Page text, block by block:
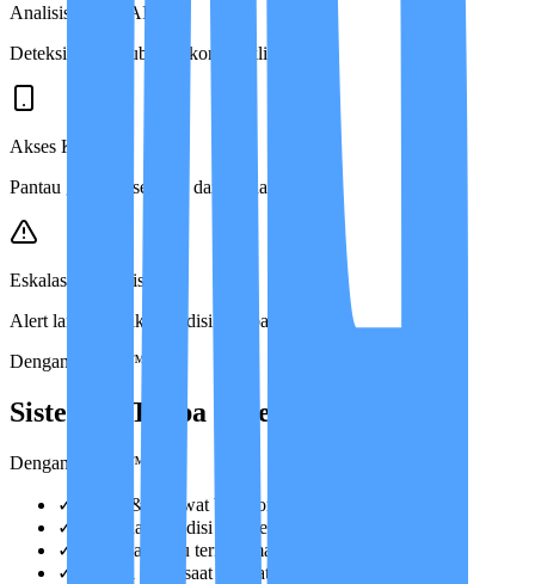
Analisis Risiko AI
Deteksi dini perubahan kondisi klinis.
Akses Keluarga
Pantau grafik kesehatan dari mana saja.
Eskalasi Otomatis
Alert langsung jika kondisi berubah.
Dengan IMCIS™
Sistem vs Tanpa Sistem
Dengan IMCIS™
✓
Dokter & perawat berkoordinasi cepat
✓
Perubahan kondisi terdeteksi sebelum kritis
✓
Keluarga selalu terinformasi
✓
Eskalasi cepat saat darurat